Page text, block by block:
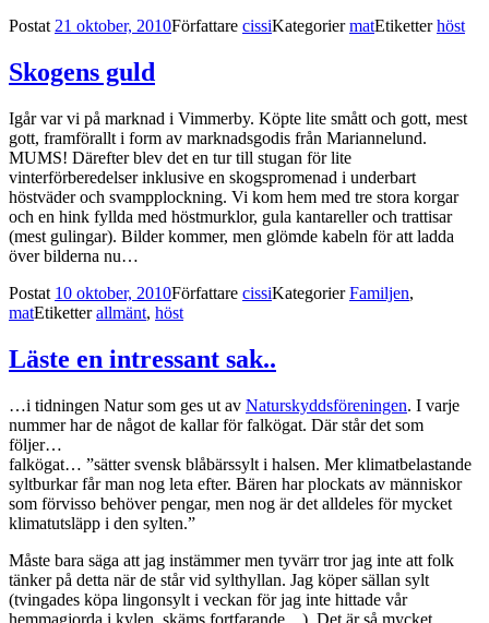
Postat21 oktober, 2010Författare cissiKategoriermatEtiketterhöst
Skogens guld
Igår var vi på marknad i Vimmerby. Köpte lite smått och gott, mest
gott, framförallt i form av marknadsgodis från Mariannelund.
MUMS! Därefter blev det en tur till stugan för lite
vinterförberedelser inklusive en skogspromenad i underbart
höstväder och svampplockning. Vi kom hem med tre stora korgar
och en hink fyllda med höstmurklor, gula kantareller och trattisar
(mest gulingar). Bilder kommer, men glömde kabeln för att ladda
över bilderna nu…
Postat 10 oktober, 2010Författare cissiKategorierFamiljen,
matEtiketterallmänt, höst
Läste en intressant sak..
…i tidningen Natur som ges ut av Naturskyddsföreningen. I varje
nummer har de något de kallar för falkögat. Där står det som
följer…
falkögat… ”sätter svensk blåbärssylt i halsen. Mer klimatbelastande
syltburkar får man nog leta efter. Bären har plockats av människor
som förvisso behöver pengar, men nog är det alldeles för mycket
klimatutsläpp i den sylten.”
Måste bara säga att jag instämmer men tyvärr tror jag inte att folk
tänker på detta när de står vid sylthyllan. Jag köper sällan sylt
(tvingades köpa lingonsylt i veckan för jag inte hittade vår
hemmagjorda i kylen, skäms fortfarande…). Det är så mycket